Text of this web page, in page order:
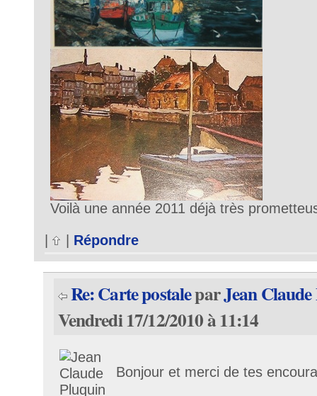
Voilà une année 2011 déjà très
| | Répondre
Re: Carte postaleparJean
Vendredi 17/12/2010 à 11:14
Bonjour et merci de tes